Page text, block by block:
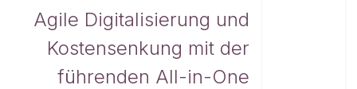
Agile Digitalisierung und
Kostensenkung mit der
führenden All-in-One